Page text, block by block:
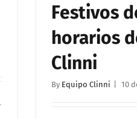
Festivos
horarios
Clinni
By Equipo Clinni 10